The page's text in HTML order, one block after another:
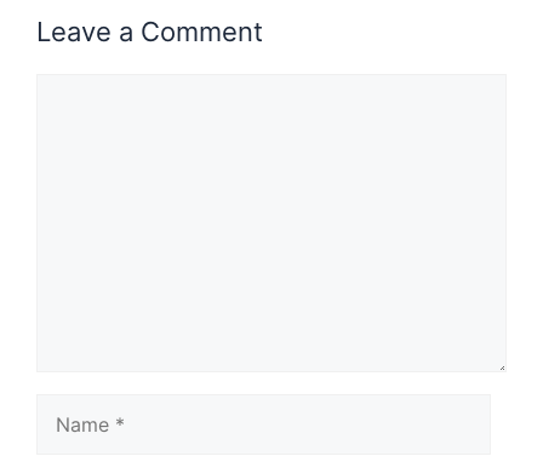
Leave a Comment